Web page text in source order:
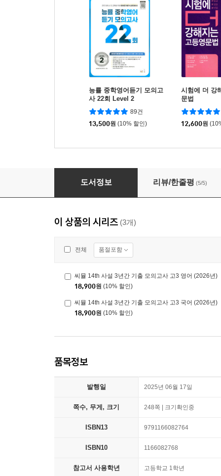
능률 중학영어듣기 모의고
사 22회 Level 2
89건
13,500원 (10% 할인)
시험에 더 강
문법
12,600원
씨뮬 14th 사설 3년간 기출 모의고사 고1 영어
도서정보 리뷰/한줄평 (5/5)
이 상품의 시리즈 (3개)
전체 품절포함
씨뮬 14th 사설 3년간 기출 모의고사 고3 영어 (2026년)
18,900원 (10% 할인)
씨뮬 14th 사설 3년간 기출 모의고사 고3 국어 (2026년)
18,900원 (10% 할인)
품목정보
발행일 2025년 06월 17일
쪽수, 무게, 크기 248쪽 | 크기확인중
ISBN13 9791166082764
ISBN10 1166082768
참고서 사용학년 고등학교 1학년